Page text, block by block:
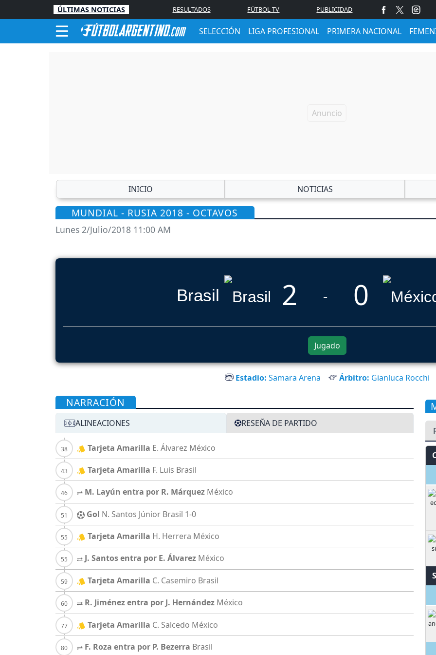
ÚLTIMAS NOTICIAS RESULTADOS FÚTBOL TV PUBLICIDAD
SELECCIÓN LIGA PROFESIONAL PRIMERA NACIONAL
INICIO NOTICIAS
MUNDIAL - RUSIA 2018 - OCTAVOS
Lunes 2/Julio/2018 11:00 AM
Brasil 2 0
Jugado
Estadio: Samara Arena Árbitro: Gianluca Rocchi
NARRACIÓN
ALINEACIONES RESEÑA DE PARTIDO
Tarjeta Amarilla E. Álvarez México
Tarjeta Amarilla F. Luis Brasil
M. Layún entra por R. Márquez México
Gol N. Santos Júnior Brasil 1-0
Tarjeta Amarilla H. Herrera México
J. Santos entra por E. Álvarez México
Tarjeta Amarilla C. Casemiro Brasil
R. Jiménez entra por J. Hernández México
Tarjeta Amarilla C. Salcedo México
F. Roza entra por P. Bezerra Brasil